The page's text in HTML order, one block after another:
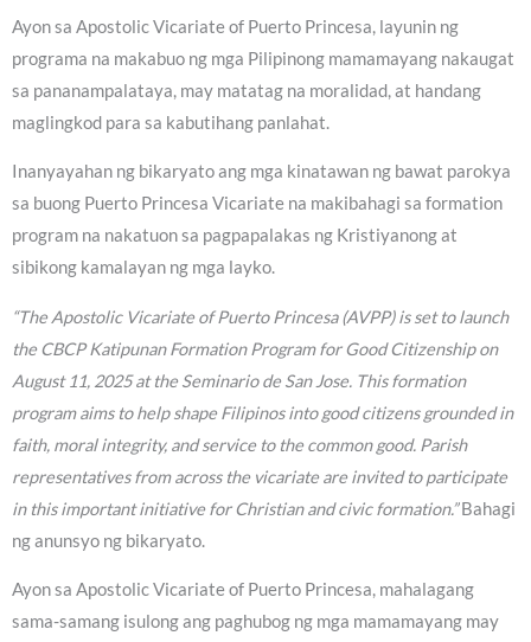
Ayon sa Apostolic Vicariate of Puerto Princesa, layunin ng
programa na makabuo ng mga Pilipinong mamamayang nakaugat
sa pananampalataya, may matatag na moralidad, at handang
maglingkod para sa kabutihang panlahat.
Inanyayahan ng bikaryato ang mga kinatawan ng bawat parokya
sa buong Puerto Princesa Vicariate na makibahagi sa formation
program na nakatuon sa pagpapalakas ng Kristiyanong at
sibikong kamalayan ng mga layko.
“The Apostolic Vicariate of Puerto Princesa (AVPP) is set to launch
the CBCP Katipunan Formation Program for Good Citizenship on
August 11, 2025 at the Seminario de San Jose. This formation
program aims to help shape Filipinos into good citizens grounded in
faith, moral integrity, and service to the common good. Parish
representatives from across the vicariate are invited to participate
in this important initiative for Christian and civic formation.”Bahagi
ng anunsyo ng bikaryato.
Ayon sa Apostolic Vicariate of Puerto Princesa, mahalagang
sama-samang isulong ang paghubog ng mga mamamayang may